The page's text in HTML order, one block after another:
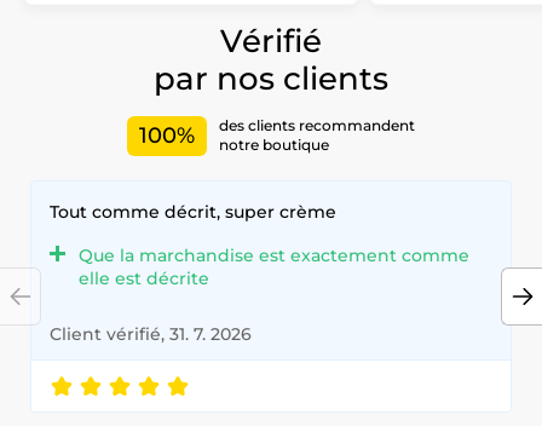
Vérifié
par nos clients
100%
des clients recommandent
notre boutique
Tout comme décrit, super crème
Que la marchandise est exactement comme
elle est décrite
Client vérifié, 31. 7. 2026